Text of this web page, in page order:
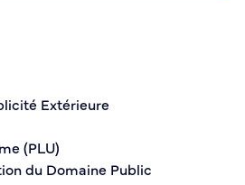
ci-dessous et nous vous
délais.
nous écrire à :
Elbeuf
Elbeuf
Extérieure
(PLU)
du Domaine Public